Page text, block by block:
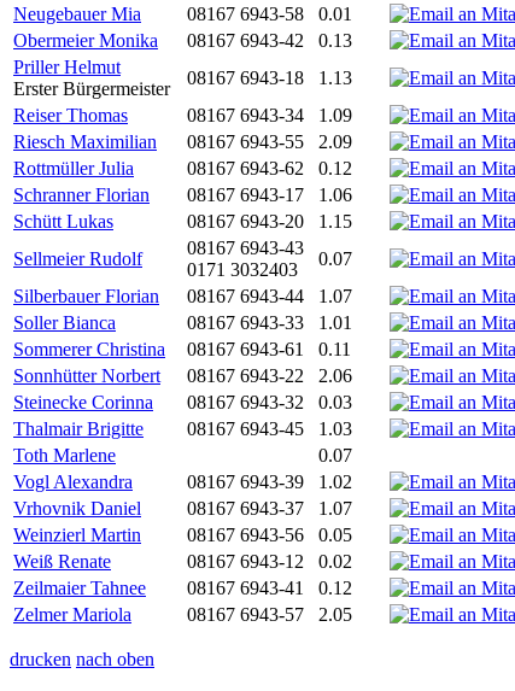
Neugebauer Mia
08167 6943-58 0.01
Obermeier Monika
08167 6943-42 0.13
Priller Helmut
Erster Bürgermeister
08167 6943-18 1.13
Reiser Thomas
08167 6943-34 1.09
Riesch Maximilian
08167 6943-55 2.09
Rottmüller Julia
08167 6943-62 0.12
Schranner Florian
08167 6943-17 1.06
Schütt Lukas
08167 6943-20 1.15
Sellmeier Rudolf
08167 6943-43
0171 3032403
0.07
Silberbauer Florian
08167 6943-44 1.07
Soller Bianca
08167 6943-33 1.01
Sommerer Christina
08167 6943-61 0.11
Sonnhütter Norbert
08167 6943-22 2.06
Steinecke Corinna
08167 6943-32 0.03
Thalmair Brigitte
08167 6943-45 1.03
Toth Marlene
0.07
Vogl Alexandra
08167 6943-39 1.02
Vrhovnik Daniel
08167 6943-37 1.07
Weinzierl Martin
08167 6943-56 0.05
Weiß Renate
08167 6943-12 0.02
Zeilmaier Tahnee
08167 6943-41 0.12
Zelmer Mariola
08167 6943-57 2.05
drucken nach oben